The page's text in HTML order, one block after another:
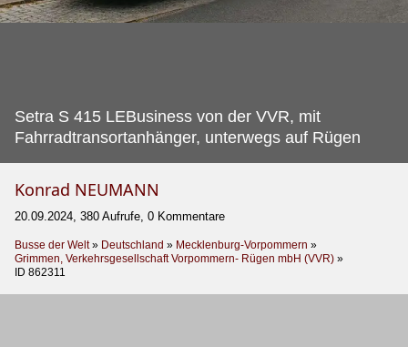
Setra S 415 LEBusiness von der VVR, mit
Fahrradtransortanhänger, unterwegs auf Rügen
Konrad NEUMANN
20.09.2024, 380 Aufrufe, 0 Kommentare
Busse der Welt» Deutschland » Mecklenburg-Vorpommern »
Grimmen, Verkehrsgesellschaft Vorpommern- Rügen mbH (VVR) »
ID 862311